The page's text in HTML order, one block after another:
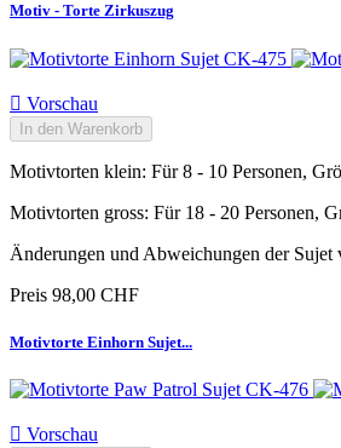
Motiv - Torte Zirkuszug
 Vorschau
In den Warenkorb
Motivtorten klein: Für 8 - 10 Personen,
Motivtorten gross: Für 18 - 20 Personen,
Änderungen und Abweichungen der Sujet
Preis 98,00 CHF
Motivtorte Einhorn Sujet...
 Vorschau